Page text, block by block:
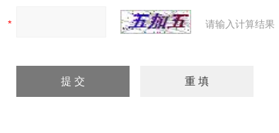
请输入计算结果